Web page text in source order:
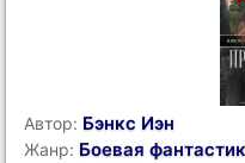
Автор: Бэнкс Иэн
Жанр: Боевая